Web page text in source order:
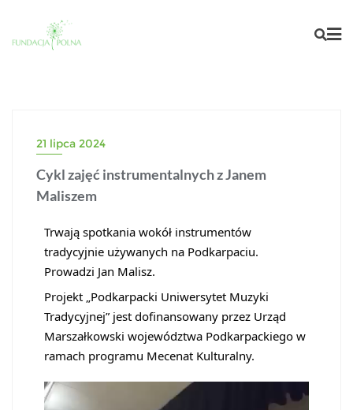
21 lipca 2024
Cykl zajęć instrumentalnych z Janem
Maliszem
Trwają spotkania wokół instrumentów
tradycyjnie używanych na Podkarpaciu.
Prowadzi Jan Malisz.
Projekt „Podkarpacki Uniwersytet Muzyki
Tradycyjnej” jest dofinansowany przez Urząd
Marszałkowski województwa Podkarpackiego w
ramach programu Mecenat Kulturalny.